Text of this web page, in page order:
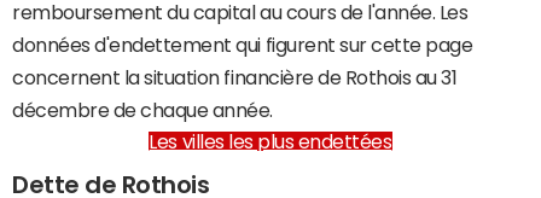
remboursement du capital au cours de l'année. Les
données d'endettement qui figurent sur cette page
concernent la situation financière de Rothois au 31
décembre de chaque année.
Les villes les plus endettées
Dette de Rothois